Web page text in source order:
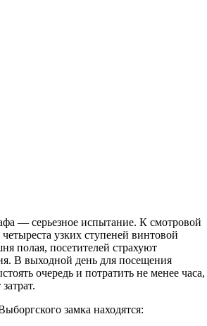
— серьезное испытание. К смотровой
узких ступеней винтовой
полая, посетителей страхуют
В выходной день для посещения
очередь и потратить не менее часа,
замка находятся: